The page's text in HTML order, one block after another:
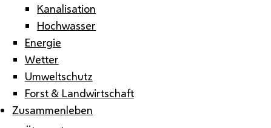
Kanalisation
Hochwasser
Energie
Wetter
Umweltschutz
Forst & Landwirtschaft
Zusammenleben